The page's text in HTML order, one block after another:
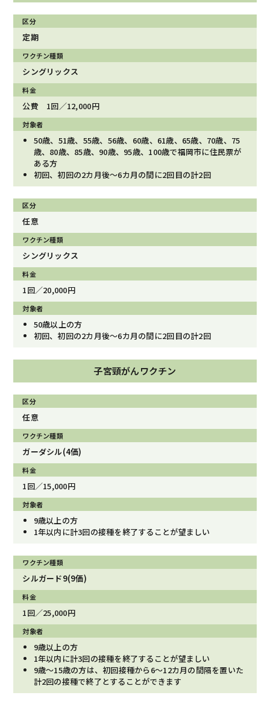
定期
シングリックス
公費 1回／12,000円
50歳、51歳、55歳、56歳、60歳、61歳、65歳、70歳、75
歳、80歳、85歳、90歳、95歳、100歳で福岡市に住民票が
ある方
初回、初回の2カ月後〜6カ月の間に2回目の計2回
任意
シングリックス
1回／20,000円
50歳以上の方
初回、初回の2カ月後〜6カ月の間に2回目の計2回
子宮頸がんワクチン
任意
ガーダシル(4価)
1回／15,000円
9歳以上の方
1年以内に計3回の接種を終了することが望ましい
シルガード9(9価)
1回／25,000円
9歳以上の方
1年以内に計3回の接種を終了することが望ましい
9歳〜15歳の方は、初回接種から6〜12カ月の間隔を置いた
計2回の接種で終了とすることができます